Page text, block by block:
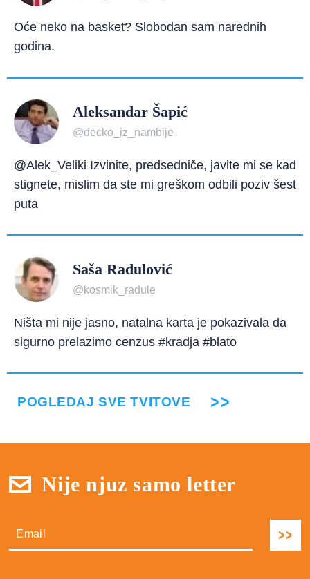
Oće neko na basket? Slobodan sam narednih
godina.
Aleksandar Šapić
@decko_iz_nambije
@Alek_Veliki Izvinite, predsedniče, javite mi se kad
stignete, mislim da ste mi greškom odbili poziv šest
puta
Saša Radulović
@kosmik_radule
Ništa mi nije jasno, natalna karta je pokazivala da
sigurno prelazimo cenzus #kradja #blato
POGLEDAJ SVE TVITOVE
Nije njuz samo letter